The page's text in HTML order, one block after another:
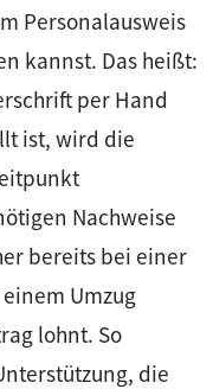
Personalausweis
kannst. Das heißt:
per Hand
ist, wird die
Nachweise
bereits bei einer
Umzug
lohnt. So
die